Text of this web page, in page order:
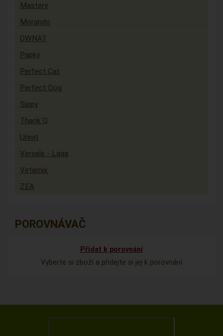
Mastery
Morando
OWNAT
Papky
Perfect Cat
Perfect Dog
Sippy
Thank´Q
Univit
Versele - Laga
Vetamix
ZEA
POROVNÁVAČ
Přidat k porovnání
Vyberte si zboží a přidejte si jej k porovnání